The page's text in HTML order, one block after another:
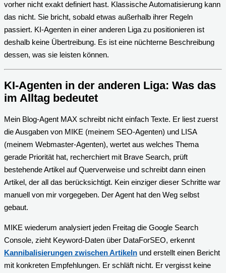
vorher nicht exakt definiert hast. Klassische Automatisierung kann
das nicht. Sie bricht, sobald etwas außerhalb ihrer Regeln
passiert. KI-Agenten in einer anderen Liga zu positionieren ist
deshalb keine Übertreibung. Es ist eine nüchterne Beschreibung
dessen, was sie leisten können.
KI-Agenten in der anderen Liga: Was das
im Alltag bedeutet
Mein Blog-Agent MAX schreibt nicht einfach Texte. Er liest zuerst
die Ausgaben von MIKE (meinem SEO-Agenten) und LISA
(meinem Webmaster-Agenten), wertet aus welches Thema
gerade Priorität hat, recherchiert mit Brave Search, prüft
bestehende Artikel auf Querverweise und schreibt dann einen
Artikel, der all das berücksichtigt. Kein einziger dieser Schritte war
manuell von mir vorgegeben. Der Agent hat den Weg selbst
gebaut.
MIKE wiederum analysiert jeden Freitag die Google Search
Console, zieht Keyword-Daten über DataForSEO, erkennt
Kannibalisierungen zwischen Artikeln und erstellt einen Bericht
mit konkreten Empfehlungen. Er schläft nicht. Er vergisst keine